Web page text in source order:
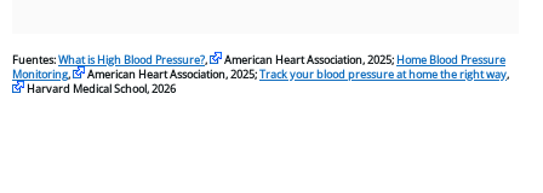
Fuentes:What is High Blood Pressure?, American Heart Association, 2025; Home Blood Pressure
Monitoring, American Heart Association, 2025;Track your blood pressure at home the right way,
Harvard Medical School, 2026